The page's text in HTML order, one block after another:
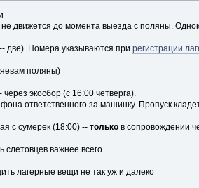
движется до момента выезда с поляны.
две). Номера указываются прирегистрации
поляны)
через экосбор (с 16:00 четверга).
ответственного за машинку. Пропуск
с сумерек (18:00) --только в сопровождении
важнее всего.
лагерные вещи не так уж и далеко